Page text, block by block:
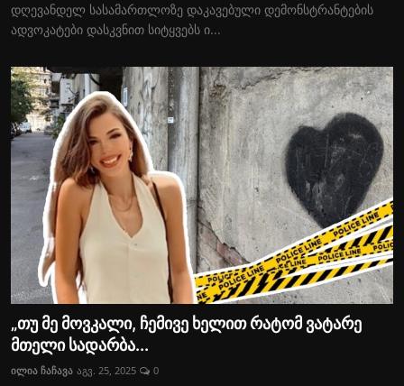
დღევანდელ სასამართლოზე დაკავებული დემონსტრანტების
ადვოკატები დასკვნით სიტყვებს ი...
„თუ მე მოვკალი, ჩემივე ხელით რატომ ვატარე
მთელი სადარბა...
ილია ჩაჩავა აგვ. 25, 2025 0